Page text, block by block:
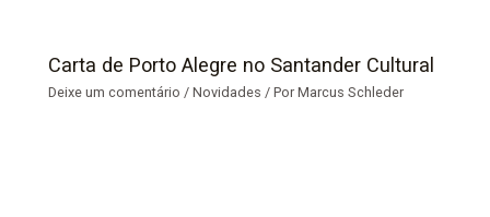
Carta de Porto Alegre no Santander Cultural
Deixe um comentário /Novidades / PorMarcus Schleder